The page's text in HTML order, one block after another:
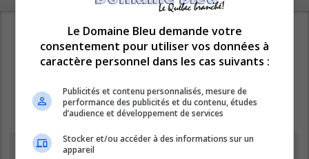
LE DOMAINE BLEU
Information
Le Domaine Bleu demande votre
consentement pour utiliser vos données à
caractère personnel dans les cas suivants :
Publicités et contenu personnalisés, mesure de
performance des publicités et du contenu, études
d’audience et développement de services
Stocker et/ou accéder à des informations sur un
appareil